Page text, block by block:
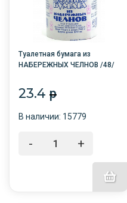
Туалетная бумага из
НАБЕРЕЖНЫХ ЧЕЛНОВ /48/
23.4 p
В наличии: 15779
- +